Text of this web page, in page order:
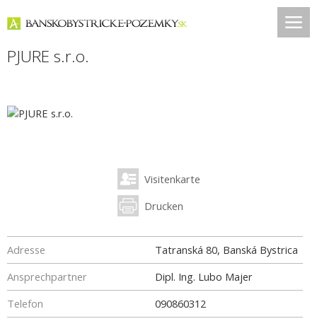
PJURE s.r.o.
Visitenkarte
Drucken
Adresse
Tatranská 80, Banská Bystrica
Ansprechpartner
Dipl. Ing. Lubo Majer
Telefon
090860312